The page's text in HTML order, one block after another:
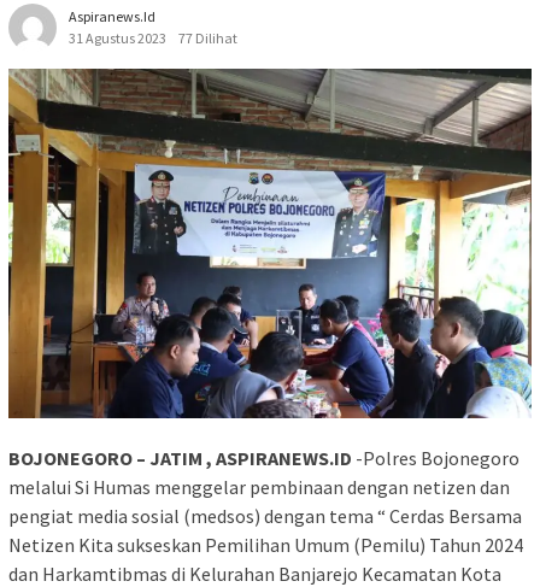
Aspiranews.id
31 Agustus 2023
77 Dilihat
BOJONEGORO – JATIM , ASPIRANEWS.ID -Polres Bojonegoro
melalui Si Humas menggelar pembinaan dengan netizen dan
pengiat media sosial (medsos) dengan tema “ Cerdas Bersama
Netizen Kita sukseskan Pemilihan Umum (Pemilu) Tahun 2024
dan Harkamtibmas di Kelurahan Banjarejo Kecamatan Kota